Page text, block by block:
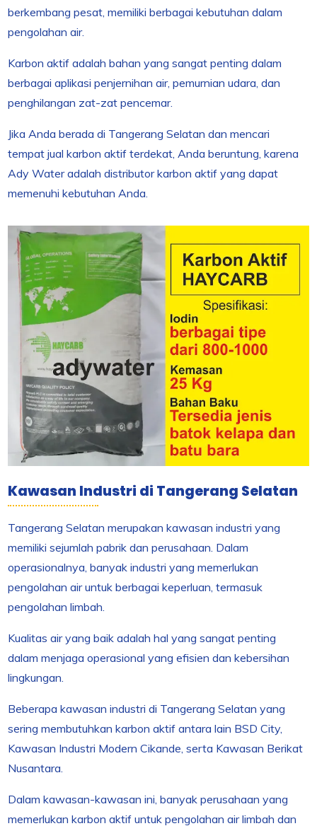
berkembang pesat, memiliki berbagai kebutuhan dalam
pengolahan air.
Karbon aktif adalah bahan yang sangat penting dalam
berbagai aplikasi penjernihan air, pemurnian udara, dan
penghilangan zat-zat pencemar.
Jika Anda berada di Tangerang Selatan dan mencari
tempat jual karbon aktif terdekat, Anda beruntung, karena
Ady Water adalah distributor karbon aktif yang dapat
memenuhi kebutuhan Anda.
Kawasan Industri di Tangerang Selatan
Tangerang Selatan merupakan kawasan industri yang
memiliki sejumlah pabrik dan perusahaan. Dalam
operasionalnya, banyak industri yang memerlukan
pengolahan air untuk berbagai keperluan, termasuk
pengolahan limbah.
Kualitas air yang baik adalah hal yang sangat penting
dalam menjaga operasional yang efisien dan kebersihan
lingkungan.
Beberapa kawasan industri di Tangerang Selatan yang
sering membutuhkan karbon aktif antara lain BSD City,
Kawasan Industri Modern Cikande, serta Kawasan Berikat
Nusantara.
Dalam kawasan-kawasan ini, banyak perusahaan yang
memerlukan karbon aktif untuk pengolahan air limbah dan